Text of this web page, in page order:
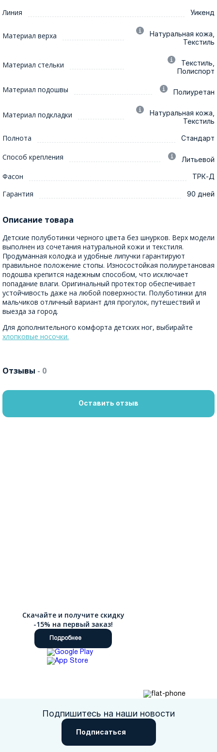
Линия Уикенд
Материал верха
Натуральная кожа,
Текстиль
Материал стельки
Текстиль,
Полиспорт
Материал подошвы Полиуретан
Материал подкладки
Натуральная кожа,
Текстиль
Полнота Стандарт
Способ крепления Литьевой
Фасон ТРК-Д
Гарантия 90 дней
Описание товара
Детские полуботинки черного цвета без шнурков. Верх модели
выполнен из сочетания натуральной кожи и текстиля.
Продуманная колодка и удобные липучки гарантируют
правильное положение стопы. Износостойкая полиуретановая
подошва крепится надежным способом, что исключает
попадание влаги. Оригинальный протектор обеспечивает
устойчивость даже на любой поверхности. Полуботинки для
мальчиков отличный вариант для прогулок, путешествий и
выезда за город.
Для дополнительного комфорта детских ног, выбирайте
хлопковые носочки.
Отзывы - 0
Оставить отзыв
Скачайте и получите скидку
-15% на первый заказ!
Подробнее
Подпишитесь на наши новости
Подписаться